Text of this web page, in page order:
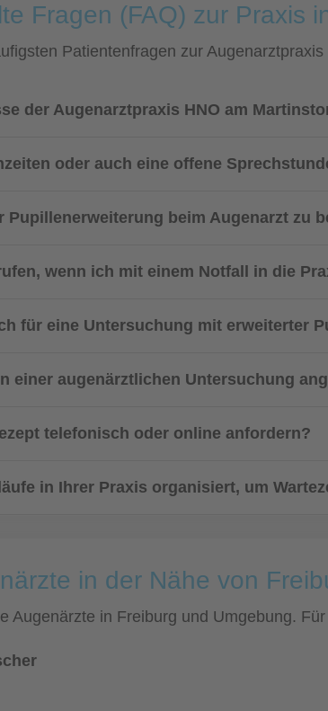
Fragen (FAQ) zur Praxis
Patientenfragen zur Augenarztpraxis
der Augenarztpraxis HNO am
oder auch eine offene
Pupillenerweiterung beim Augenarzt zu
wenn ich mit einem Notfall in die
für eine Untersuchung mit erweiterter
einer augenärztlichen Untersuchung
telefonisch oder online anfordern?
in Ihrer Praxis organisiert, um
in der Nähe von
Augenärzte in Freiburg und Umgebung.